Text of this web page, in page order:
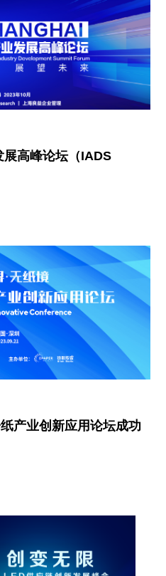
高峰论坛（IADS
产业创新应用论坛成功